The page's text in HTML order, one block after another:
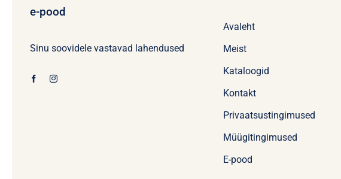
e-pood
Sinu soovidele vastavad lahendused
Avaleht
Meist
Kataloogid
Kontakt
Privaatsustingimused
Müügitingimused
E-pood